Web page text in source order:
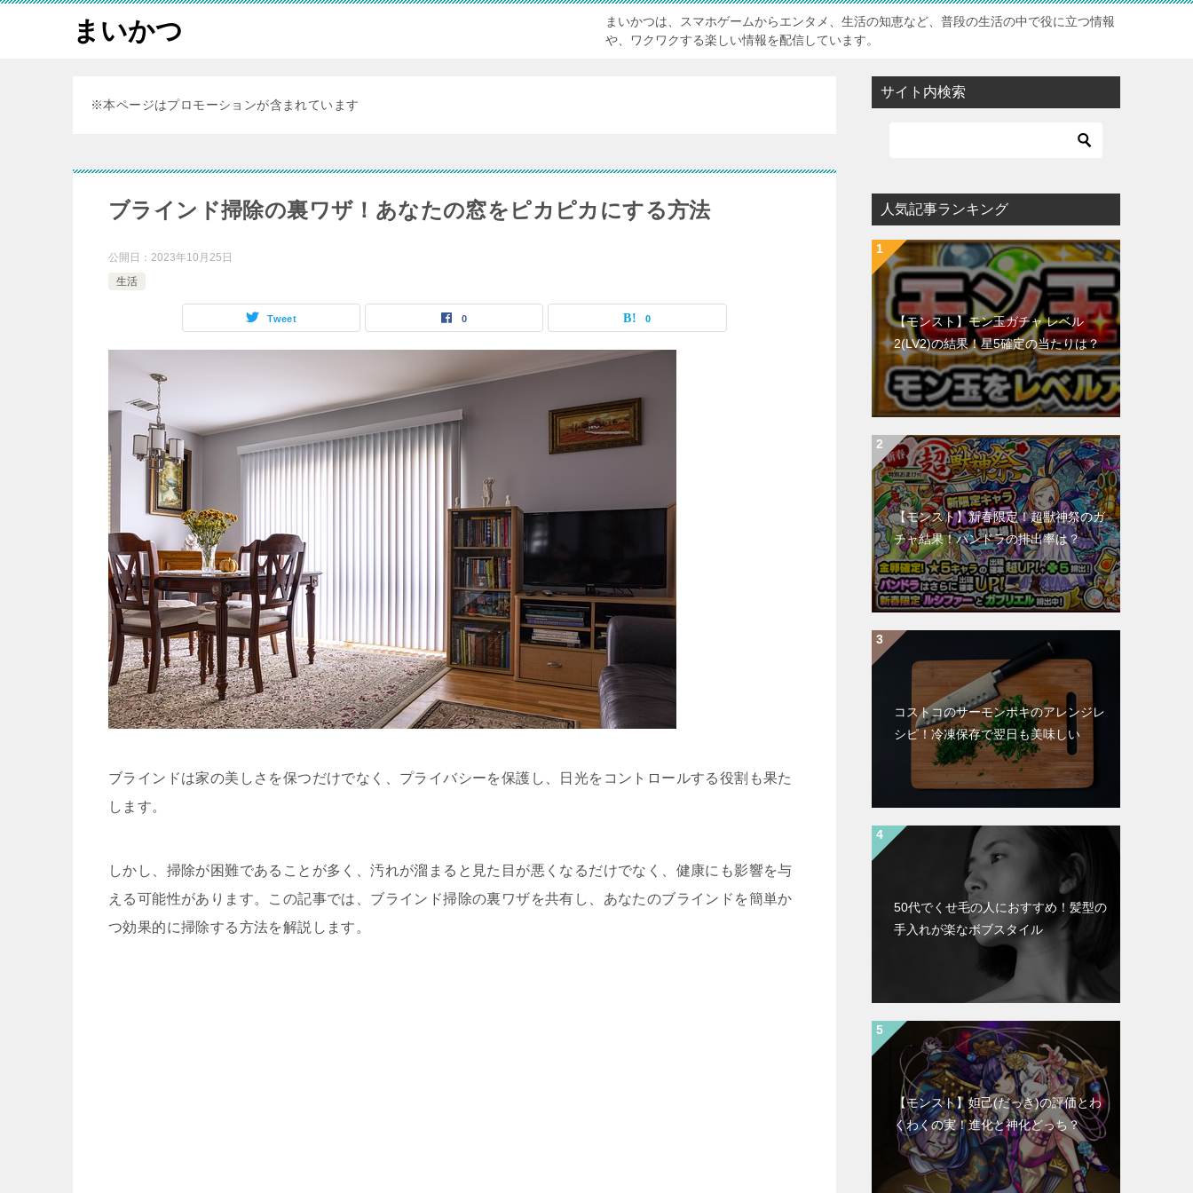
まいかつ
まいかつは、スマホゲームからエンタメ、生活の知恵など、普段の生活の中で役に立つ情報
や、ワクワクする楽しい情報を配信しています。
※本ページはプロモーションが含まれています
ブラインド掃除の裏ワザ！あなたの窓をピカピカにする方法
公開日： 2023年10月25日
生活
Tweet 0 0
ブラインドは家の美しさを保つだけでなく、プライバシーを保護し、日光をコントロールする役割も果た
します。
しかし、掃除が困難であることが多く、汚れが溜まると見た目が悪くなるだけでなく、健康にも影響を与
える可能性があります。この記事では、ブラインド掃除の裏ワザを共有し、あなたのブラインドを簡単か
つ効果的に掃除する方法を解説します。
サイト内検索
人気記事ランキング
【モンスト】モン玉ガチャ レベル
2(LV2)の結果！星5確定の当たりは？
【モンスト】新春限定！超獣神祭のガ
チャ結果！パンドラの排出率は？
コストコのサーモンポキのアレンジレ
シピ！冷凍保存で翌日も美味しい
50代でくせ毛の人におすすめ！髪型の
手入れが楽なボブスタイル
【モンスト】妲己(だっき)の評価とわ
くわくの実！進化と神化どっち？